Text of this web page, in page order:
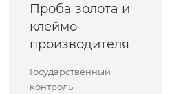
Проба золота и
клеймо
производителя
Государственный
контроль